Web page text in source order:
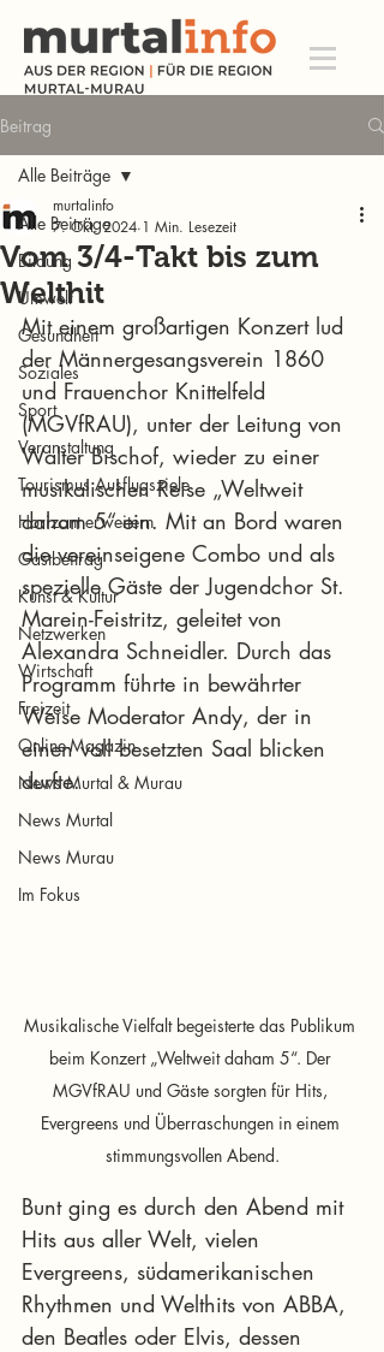
Beitrag
Alle Beiträge
Bildung
Umwelt
Gesundheit
Soziales
Sport
Veranstaltung
Tourismus Ausflugsziele
Horizont erweitern
Gastbeitrag
Kunst & Kultur
Netzwerken
Wirtschaft
Freizeit
Online-Magazin
News Murtal & Murau
News Murtal
News Murau
Im Fokus
Alle Beiträge
Vom 3/4-Takt bis zum
Welthit
murtalinfo
7. Okt. 2024 1 Min. Lesezeit
Mit einem großartigen Konzert lud
der Männergesangsverein 1860
und Frauenchor Knittelfeld
(MGVfRAU), unter der Leitung von
Walter Bischof, wieder zu einer
musikalischen Reise „Weltweit
daham 5“ ein. Mit an Bord waren
die vereinseigene Combo und als
spezielle Gäste der Jugendchor St.
Marein-Feistritz, geleitet von
Alexandra Schneidler. Durch das
Programm führte in bewährter
Weise Moderator Andy, der in
einen voll besetzten Saal blicken
durfte.
Musikalische Vielfalt begeisterte das Publikum
beim Konzert „Weltweit daham 5“. Der
MGVfRAU und Gäste sorgten für Hits,
Evergreens und Überraschungen in einem
stimmungsvollen Abend.
Bunt ging es durch den Abend mit
Hits aus aller Welt, vielen
Evergreens, südamerikanischen
Rhythmen und Welthits von ABBA,
den Beatles oder Elvis, dessen